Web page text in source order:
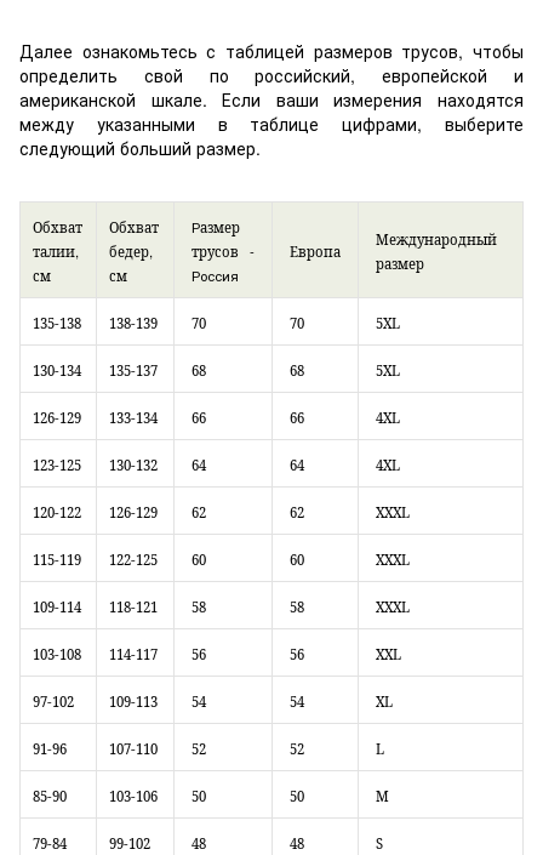
Далее ознакомьтесь с таблицей размеров трусов, чтобы
определить свой по российский, европейской и
американской шкале. Если ваши измерения находятся
между указанными в таблице цифрами, выберите
следующий больший размер.
Обхват
талии,
см
Обхват
бедер,
см
Размер
трусов -
Россия
Европа
Международный
размер
135-138 138-139 70 70 5XL
130-134 135-137 68 68 5XL
126-129 133-134 66 66 4XL
123-125 130-132 64 64 4XL
120-122 126-129 62 62 XXXL
115-119 122-125 60 60 XXXL
109-114 118-121 58 58 XXXL
103-108 114-117 56 56 XXL
97-102 109-113 54 54 XL
91-96 107-110 52 52 L
85-90 103-106 50 50 M
79-84 99-102 48 48 S